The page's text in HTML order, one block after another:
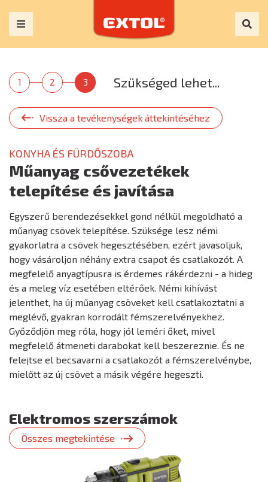
1 2 3 Szükséged lehet...
Vissza a tevékenységek áttekintéséhez
KONYHA ÉS FÜRDŐSZOBA
Műanyag csővezetékek
telepítése és javítása
Egyszerű berendezésekkel gond nélkül megoldható a
műanyag csövek telepítése. Szüksége lesz némi
gyakorlatra a csövek hegesztésében, ezért javasoljuk,
hogy vásároljon néhány extra csapot és csatlakozót. A
megfelelő anyagtípusra is érdemes rákérdezni - a hideg
és a meleg víz esetében eltérőek. Némi kihívást
jelenthet, ha új műanyag csöveket kell csatlakoztatni a
meglévő, gyakran korrodált fémszerelvényekhez.
Győződjön meg róla, hogy jól leméri őket, mivel
megfelelő átmeneti darabokat kell beszereznie. És ne
felejtse el becsavarni a csatlakozót a fémszerelvénybe,
mielőtt az új csövet a másik végére hegeszti.
Elektromos szerszámok
Összes megtekintése